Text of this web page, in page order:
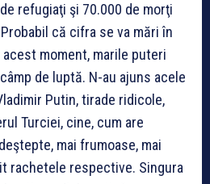
refugiaţi şi 70.000 de morţi
că cifra se va mări în
moment, marile puteri
de luptă. N-au ajuns acele
Putin, tirade ridicole,
Turciei, cine, cum are
mai frumoase, mai
rachetele respective. Singura